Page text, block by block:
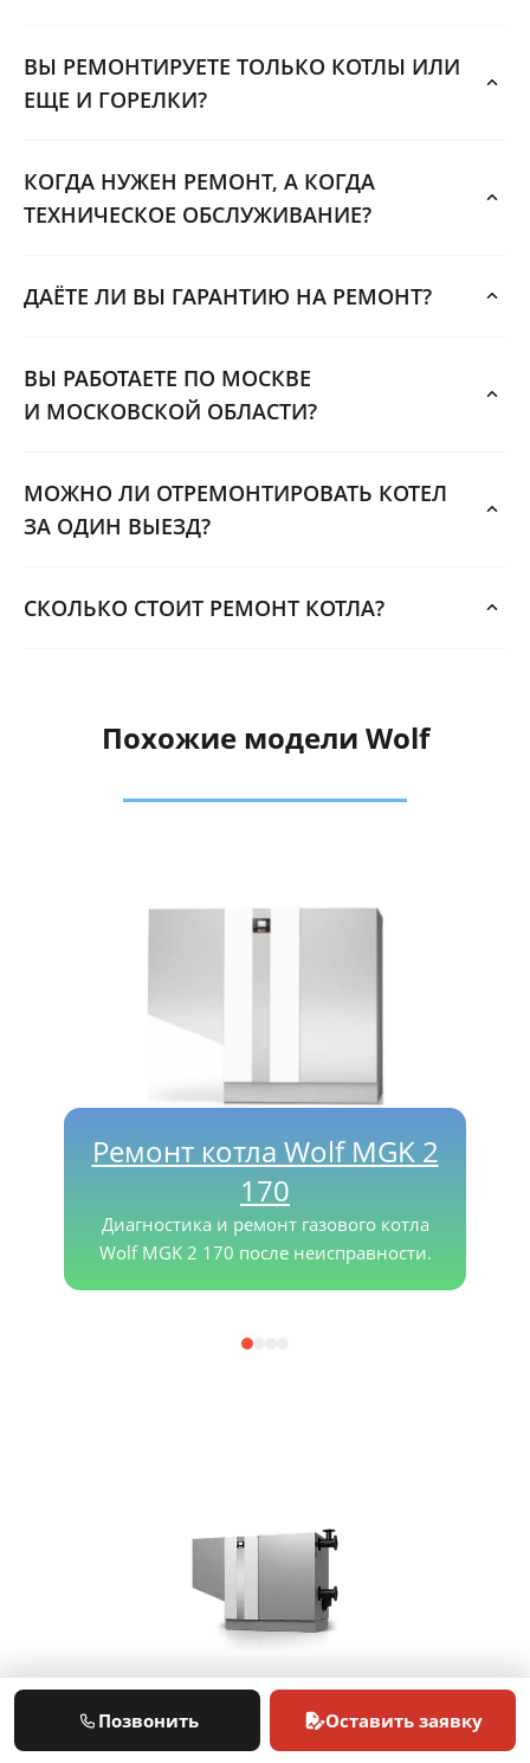
ВЫ РЕМОНТИРУЕТЕ ТОЛЬКО КОТЛЫ ИЛИ
ЕЩЕ И ГОРЕЛКИ?
КОГДА НУЖЕН РЕМОНТ, А КОГДА
ТЕХНИЧЕСКОЕ ОБСЛУЖИВАНИЕ?
ДАЁТЕ ЛИ ВЫ ГАРАНТИЮ НА РЕМОНТ?
ВЫ РАБОТАЕТЕ ПО МОСКВЕ
И МОСКОВСКОЙ ОБЛАСТИ?
МОЖНО ЛИ ОТРЕМОНТИРОВАТЬ КОТЕЛ
ЗА ОДИН ВЫЕЗД?
СКОЛЬКО СТОИТ РЕМОНТ КОТЛА?
Похожие модели Wolf
Ремонт котла Wolf MGK 2
170
Диагностика и ремонт газового котла
Wolf MGK 2 170 после неисправности.
Позвонить Оставить заявку